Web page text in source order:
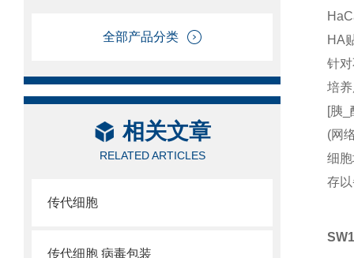
全部产品分类
相关文章
RELATED ARTICLES
传代细胞
传代细胞 病毒包装
HA
针
培
[胰
(网
细
存